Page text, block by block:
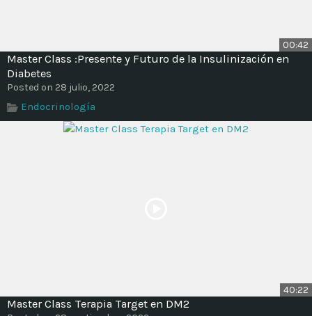
00:42
Master Class :Presente y Futuro de la Insulinización en
Diabetes
Posted on 28 julio, 2022
Endocrinología
40:22
Master Class Terapia Target en DM2